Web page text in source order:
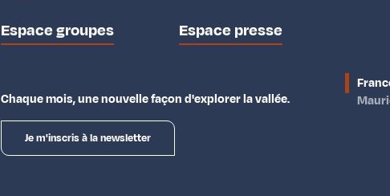
Espace groupes Espace presse
Chaque mois, une nouvelle façon d'explorer la vallée.
Je m'inscris à la newsletter